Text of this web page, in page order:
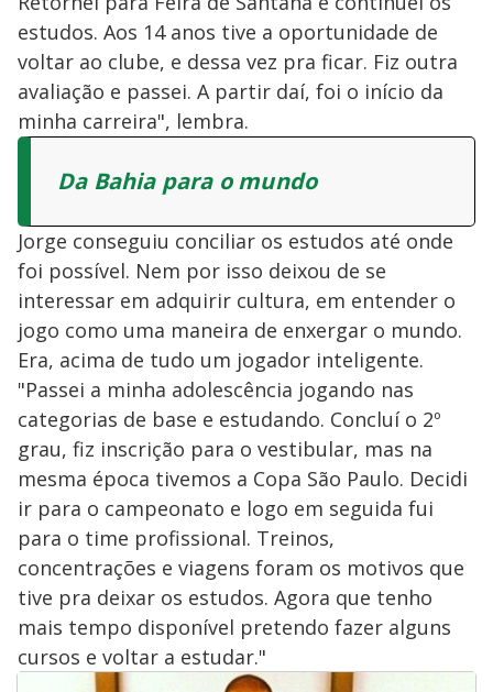
estudos. Aos 14 anos tive a oportunidade de
voltar ao clube, e dessa vez pra ficar. Fiz outra
avaliação e passei. A partir daí, foi o início da
minha carreira", lembra.
Da Bahia para o mundo
Jorge conseguiu conciliar os estudos até onde
foi possível. Nem por isso deixou de se
interessar em adquirir cultura, em entender o
jogo como uma maneira de enxergar o mundo.
Era, acima de tudo um jogador inteligente.
"Passei a minha adolescência jogando nas
categorias de base e estudando. Concluí o 2º
grau, fiz inscrição para o vestibular, mas na
mesma época tivemos a Copa São Paulo. Decidi
ir para o campeonato e logo em seguida fui
para o time profissional. Treinos,
concentrações e viagens foram os motivos que
tive pra deixar os estudos. Agora que tenho
mais tempo disponível pretendo fazer alguns
cursos e voltar a estudar."